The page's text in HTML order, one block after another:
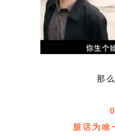
那
脏话为啥